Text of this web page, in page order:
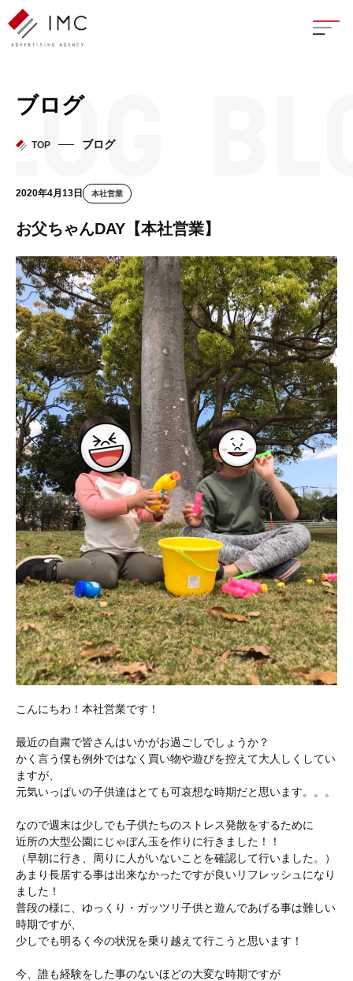
座談
イン
フェ
ブログ
TOP ブログ
2020年4月13日 本社営業
お父ちゃんDAY【本社営業】
こんにちわ！本社営業です！
最近の自粛で皆さんはいかがお過ごしでしょうか？
かく言う僕も例外ではなく買い物や遊びを控えて大人しくしてい
ますが、
元気いっぱいの子供達はとても可哀想な時期だと思います。。。
なので週末は少しでも子供たちのストレス発散をするために
近所の大型公園にじゃぼん玉を作りに行きました！！
（早朝に行き、周りに人がいないことを確認して行いました。）
あまり長居する事は出来なかったですが良いリフレッシュになり
ました！
普段の様に、ゆっくり・ガッツリ子供と遊んであげる事は難しい
時期ですが、
少しでも明るく今の状況を乗り越えて行こうと思います！
今、誰も経験をした事のないほどの大変な時期ですが